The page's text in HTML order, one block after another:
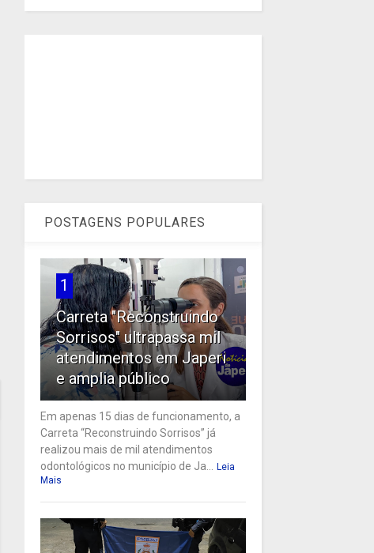
POSTAGENS POPULARES
1
Carreta "Reconstruindo
Sorrisos" ultrapassa mil
atendimentos em Japeri
e amplia público
Em apenas 15 dias de funcionamento, a
Carreta “Reconstruindo Sorrisos” já
realizou mais de mil atendimentos
odontológicos no município de Ja...
Leia
Mais